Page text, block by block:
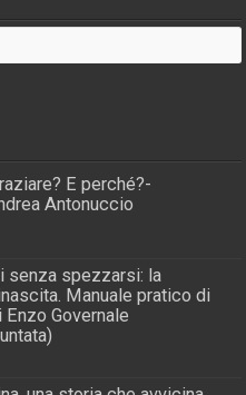
E perché?-
Antonuccio
senza spezzarsi: la
Manuale pratico di
Governale